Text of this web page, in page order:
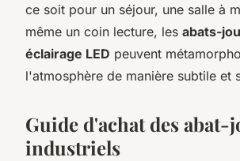
ce soit pour un séjour, une salle à
même un coin lecture, les abats-
éclairage LED peuvent
l'atmosphère de manière subtile et
Guide d'achat des abat-
industriels